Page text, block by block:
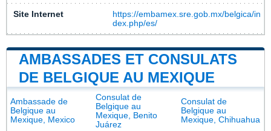
Site Internet
https://embamex.sre.gob.mx/belgica/in
dex.php/es/
AMBASSADES ET CONSULATS
DE BELGIQUE AU MEXIQUE
Ambassade de
Belgique au
Mexique, Mexico
Consulat de
Belgique au
Mexique, Benito
Juárez
Consulat de
Belgique au
Mexique, Chihuahua